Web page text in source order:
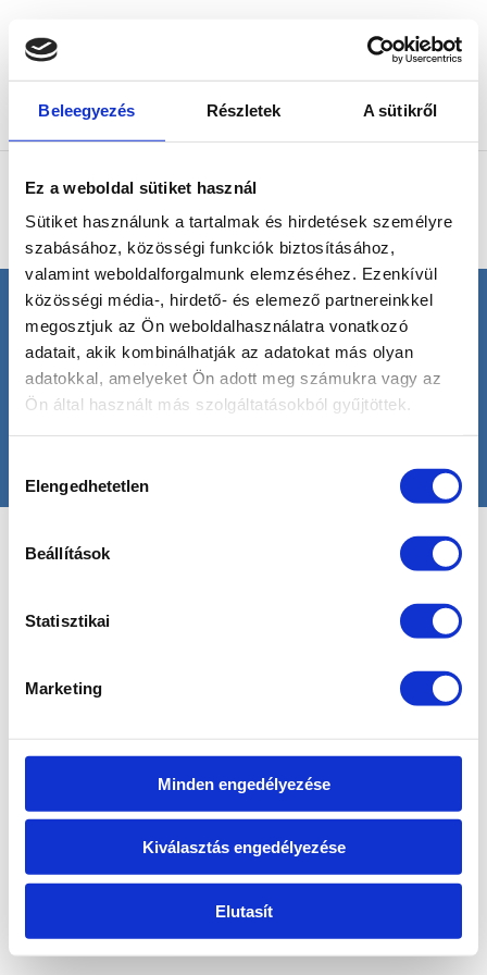
Beleegyezés Részletek A sütikről
Ez a weboldal sütiket használ
Sütiket használunk a tartalmak és hirdetések személyre
szabásához, közösségi funkciók biztosításához,
valamint weboldalforgalmunk elemzéséhez. Ezenkívül
közösségi média-, hirdető- és elemező partnereinkkel
megosztjuk az Ön weboldalhasználatra vonatkozó
adatait, akik kombinálhatják az adatokat más olyan
adatokkal, amelyeket Ön adott meg számukra vagy az
Ön által használt más szolgáltatásokból gyűjtöttek.
kiválasztása
Elengedhetetlen
Beállítások
Statisztikai
Marketing
Minden engedélyezése
Kiválasztás engedélyezése
Elutasít
Oldal kiválasztása
a keresést vagy használja a fenti navigációt, hogy
megtalálja a bejegyzést.
© H2O | Minden jog fenntartva! |Termékek|
Szolgáltatások|Kapcsolat|Szerzői jogvédelem|
Impresszum |Adatvédelmi nyilatkozat|
VISZONTELADÓKNAK